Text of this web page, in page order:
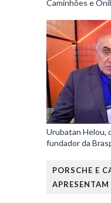
Caminhões e
Urubatan Helou,
fundador da
PORSCHE E